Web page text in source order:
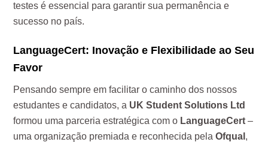
testes é essencial para garantir sua permanência e
sucesso no país.
LanguageCert: Inovação e Flexibilidade ao Seu
Favor
Pensando sempre em facilitar o caminho dos nossos
estudantes e candidatos, a UK Student Solutions Ltd
formou uma parceria estratégica com o LanguageCert –
uma organização premiada e reconhecida pelaOfqual ,